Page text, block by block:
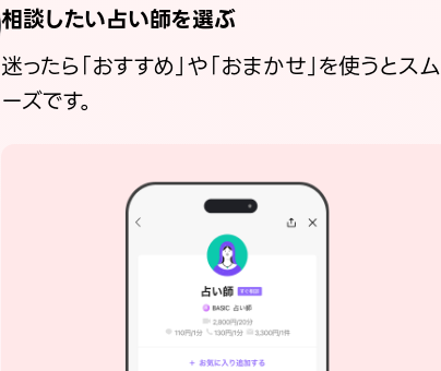
相談したい占い師を選ぶ
迷ったら「おすすめ」や「おまかせ」を使うとスム
ーズです。